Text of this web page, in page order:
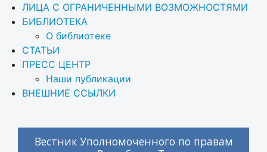
ЛИЦА С ОГРАНИЧЕННЫМИ ВОЗМОЖНОСТЯМИ
БИБЛИОТЕКА
О библиотеке
СТАТЬИ
ПРЕСС ЦЕНТР
Наши публикации
ВНЕШНИЕ ССЫЛКИ
Вестник Уполномоченного по правам